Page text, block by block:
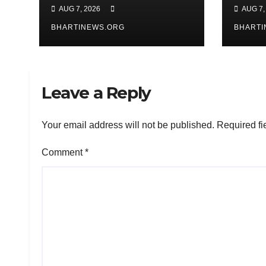
का बेसब्री से इंतजार! प्रशासन
को अपने फैसले पर पुनर्विचार
की जरूरत?
AUG 7, 2026
BHARTINEWS.ORG
AUG
Leave a Reply
Your email address will not be published. Required
Comment*